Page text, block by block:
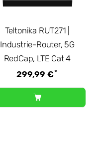
Teltonika RUT271 |
Industrie-Router, 5G
RedCap, LTE Cat 4
299,99 €*